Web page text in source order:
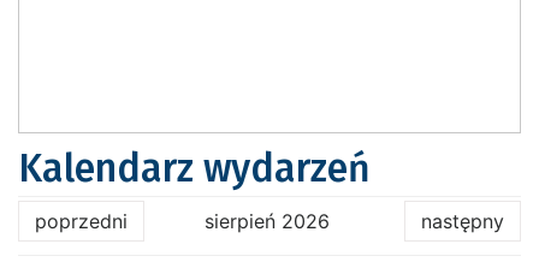
Kalendarz wydarzeń
poprzedni sierpień 2026 następny